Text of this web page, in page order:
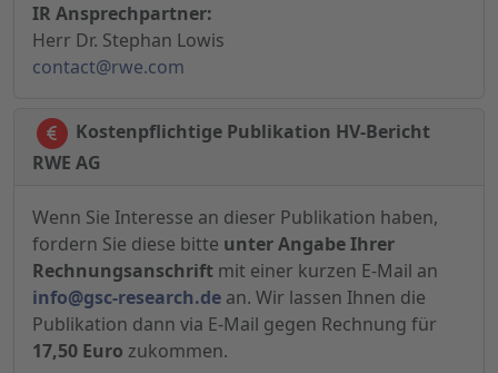
IR Ansprechpartner:
Herr Dr. Stephan Lowis
contact@rwe.com
Kostenpflichtige Publikation HV-Bericht
RWE AG
Wenn Sie Interesse an dieser Publikation haben,
fordern Sie diese bitte unter Angabe Ihrer
Rechnungsanschrift mit einer kurzen E-Mail an
info@gsc-research.de an. Wir lassen Ihnen die
Publikation dann via E-Mail gegen Rechnung für
17,50 Euro zukommen.